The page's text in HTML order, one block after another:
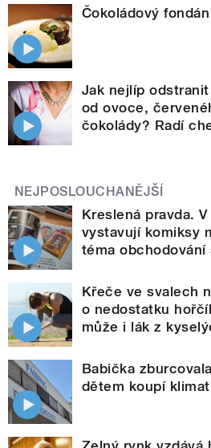
Čokoládový fondán
Jak nejlíp
od ovoce,
čokolády? Radí
NEJPOSLOUCHANĚJŠÍ
Kreslená pravda.
vystavují komiksy
téma obchodování
Křeče ve svalech
o nedostatku
může i lák z
Babička
dětem koupí